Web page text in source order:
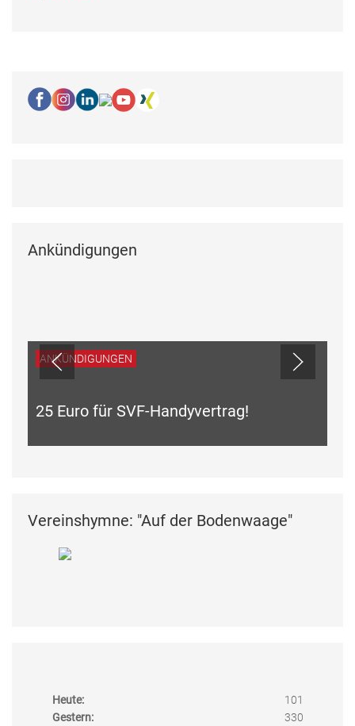
Ankündigungen
ANKÜNDIGUNGEN
25 Euro für SVF-Handyvertrag!
Vereinshymne: "Auf der Bodenwaage"
Heute:
101
Gestern:
330